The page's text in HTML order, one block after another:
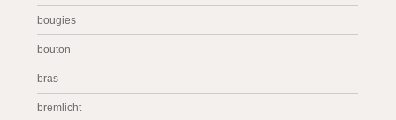
bougies
bouton
bras
bremlicht